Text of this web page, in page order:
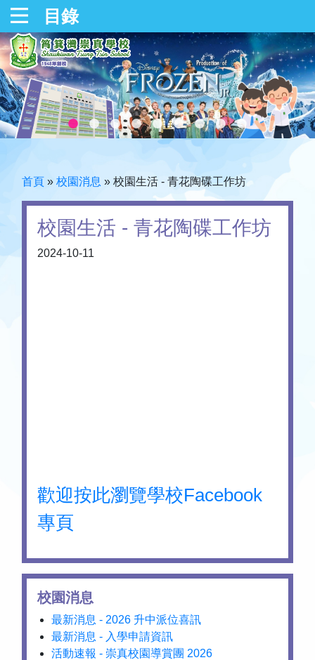
目錄
首頁 » 校園消息 » 校園生活 - 青花陶碟工作坊
校園生活 - 青花陶碟工作坊
2024-10-11
歡迎按此瀏覽學校Facebook
專頁
校園消息
最新消息 - 2026 升中派位喜訊
最新消息 - 入學申請資訊
活動速報 - 崇真校園導賞團 2026